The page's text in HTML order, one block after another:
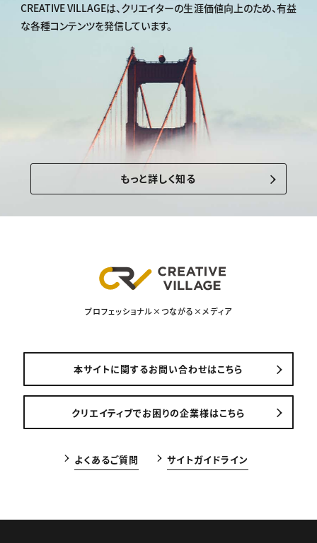
CREATIVE VILLAGEは、クリエイターの生涯価値向上のため、有益
な各種コンテンツを発信しています。
もっと詳しく知る
プロフェッショナル×つながる×メディア
本サイトに関するお問い合わせはこちら
クリエイティブでお困りの企業様はこちら
よくあるご質問 サイトガイドライン